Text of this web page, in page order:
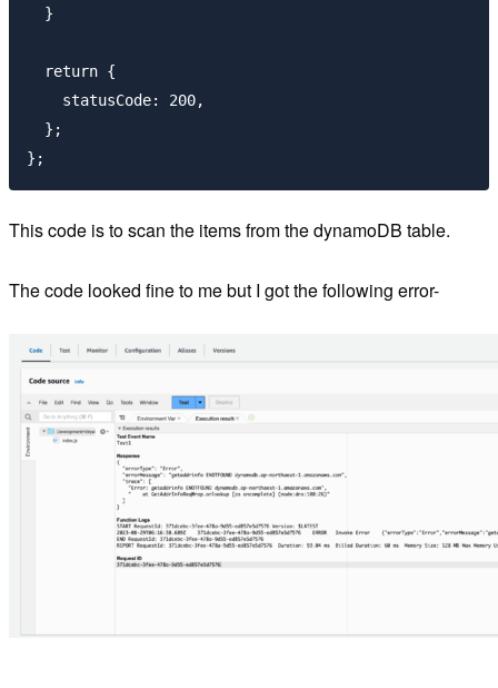
  }
  return {
    statusCode: 200,
  };
This code is to scan the items from the dynamoDB table.
The code looked fine to me but I got the following error-